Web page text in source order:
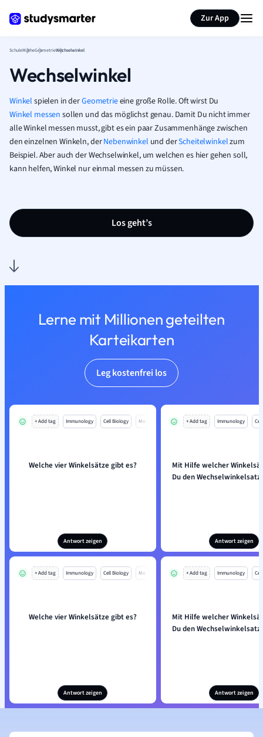
Zur App
SchuleMatheGeometrieWechselwinkel
Wechselwinkel
Winkel spielen in derGeometrieeine große Rolle. Oft wirst Du
Winkel messen sollen und das möglichst genau. Damit Du nicht immer
alle Winkel messen musst, gibt es ein paar Zusammenhänge zwischen
den einzelnen Winkeln, derNebenwinkel und derScheitelwinkelzum
Beispiel. Aber auch der Wechselwinkel, um welchen es hier gehen soll,
kann helfen, Winkel nur einmal messen zu müssen.
Los geht’s
Lerne mit Millionen geteilten
Karteikarten
Leg kostenfrei los
+ Add tag Immunology Cell Biology Mo
Welche vier Winkelsätze gibt es?
Antwort zeigen
+ Add tag Immunology
Mit Hilfe welcher
Du den
Antwort zeigen
+ Add tag Immunology Cell Biology Mo
Welche vier Winkelsätze gibt es?
Antwort zeigen
+ Add tag Immunology
Mit Hilfe welcher
Du den
Antwort zeigen
Seite zusammenfassen